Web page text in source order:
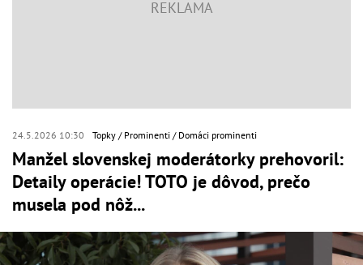
24.5.2026 10:30 Topky Prominenti Domáci prominenti
Manžel slovenskej moderátorky prehovoril:
Detaily operácie! TOTO je dôvod, prečo
musela pod nôž...